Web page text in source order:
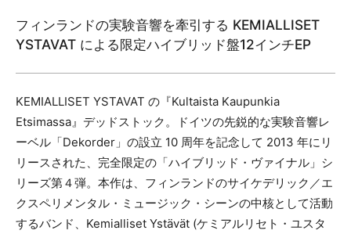
フィンランドの実験音響を牽引する KEMIALLISET
YSTAVAT による限定ハイブリッド盤12インチEP
KEMIALLISET YSTAVAT の『Kultaista Kaupunkia
Etsimassa』デッドストック。ドイツの先鋭的な実験音響レ
ーベル「Dekorder」の設立 10 周年を記念して 2013 年にリ
リースされた、完全限定の「ハイブリッド・ヴァイナル」シ
リーズ第４弾。本作は、フィンランドのサイケデリック／エ
クスペリメンタル・ミュージック・シーンの中核として活動
するバンド、Kemialliset Ystävät (ケミアルリセト・ユスタ